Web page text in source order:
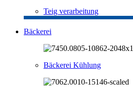
Teig verarbeitung
Bäckerei
Bäckerei Kühlung